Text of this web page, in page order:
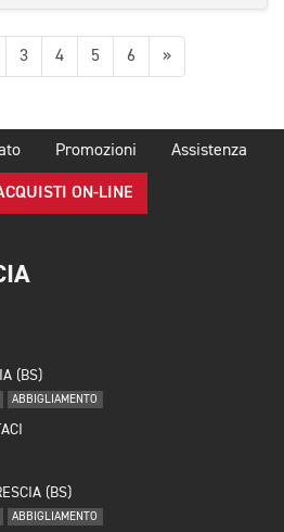
3 4 5 6 »Successiva
Promozioni Assistenza
ON-LINE
(BS)
ABBIGLIAMENTO
(BS)
ABBIGLIAMENTO